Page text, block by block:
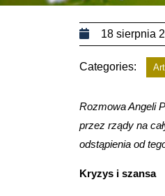
18 sierpnia
Categories:
Rozmowa Angeli
przez rządy na
odstąpienia od
Kryzys i szansa